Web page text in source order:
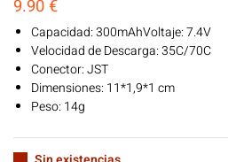
9.90€
Capacidad: 300mAhVoltaje: 7.4V
Velocidad de Descarga: 35C/70C
Conector: JST
Dimensiones: 11*1,9*1 cm
Peso: 14g